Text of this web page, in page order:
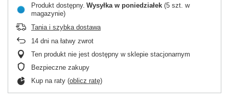
Produkt dostępny Wysyłka w poniedziałek (5 szt. w
magazynie)
Tania i szybka dostawa
14 dni na łatwy zwrot
Ten produkt nie jest dostępny w sklepie stacjonarnym
Bezpieczne zakupy
Kup na raty (oblicz ratę)